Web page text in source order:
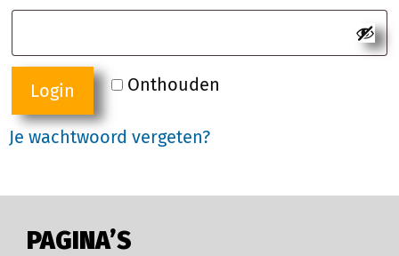
Onthouden
Login
Je wachtwoord vergeten?
PAGINA’S